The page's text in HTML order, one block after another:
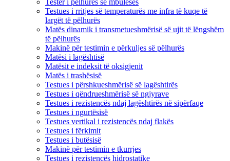
Testues i rritjes së temperaturës me infra të kuqe të
largët të pëlhurës
Matës dinamik i transmetueshmërisë së ujit të lëngshëm
të pëlhurës
Makinë për testimin e përkuljes së pëlhurës
Matësi i lagështisë
Matësit e indeksit të oksigjenit
Matës i trashësisë
Testues i përshkueshmërisë së lagështirës
Testues i qëndrueshmërisë së ngjyrave
Testues i rezistencës ndaj lagështirës në sipërfaqe
Testues i ngurtësisë
Testues vertikal i rezistencës ndaj flakës
Testues i fërkimit
Testues i butësisë
Makinë për testimin e tkurrjes
Testues i rezistencës hidrostatike